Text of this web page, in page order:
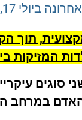
ביולי 17, 2025
תוך
המזיקות
עיקריים
במרחב